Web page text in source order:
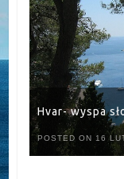
Hvar- wyspa
POSTED ON 16